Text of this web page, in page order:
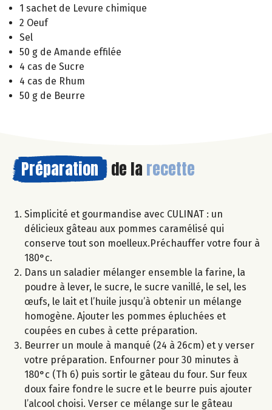
1 sachet de Levure chimique
2 Oeuf
Sel
50 g de Amande effilée
4 cas de Sucre
4 cas de Rhum
50 g de Beurre
Préparation de la recette
Simplicité et gourmandise avec CULINAT : un
délicieux gâteau aux pommes caramélisé qui
conserve tout son moelleux.Préchauffer votre four à
180°c.
Dans un saladier mélanger ensemble la farine, la
poudre à lever, le sucre, le sucre vanillé, le sel, les
œufs, le lait et l’huile jusqu’à obtenir un mélange
homogène. Ajouter les pommes épluchées et
coupées en cubes à cette préparation.
Beurrer un moule à manqué (24 à 26cm) et y verser
votre préparation. Enfourner pour 30 minutes à
180°c (Th 6) puis sortir le gâteau du four. Sur feux
doux faire fondre le sucre et le beurre puis ajouter
l’alcool choisi. Verser ce mélange sur le gâteau